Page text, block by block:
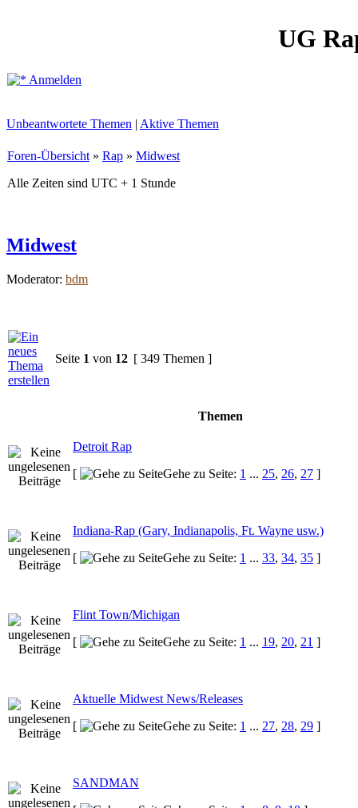
UG
Anmelden
Unbeantwortete Themen | Aktive Themen
Foren-Übersicht » Rap » Midwest
Alle Zeiten sind UTC + 1 Stunde
Midwest
Moderator: bdm
Seite 1 von 12 [ 349 Themen ]
Themen
Detroit Rap
[
Gehe zu Seite: 1 ... 25, 26, 27 ]
Indiana-Rap (Gary, Indianapolis, Ft. Wayne usw.)
[
Gehe zu Seite: 1 ... 33, 34, 35 ]
Flint Town/Michigan
[
Gehe zu Seite: 1 ... 19, 20, 21 ]
Aktuelle Midwest News/Releases
[
Gehe zu Seite: 1 ... 27, 28, 29 ]
SANDMAN